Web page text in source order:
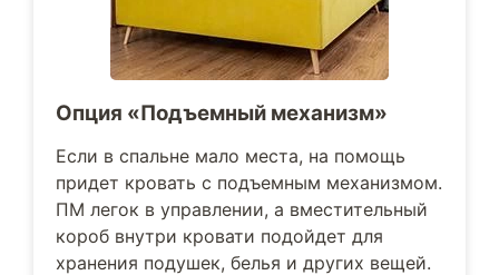
Опция «Подъемный механизм»
Если в спальне мало места, на помощь
придет кровать с подъемным механизмом.
ПМ легок в управлении, а вместительный
короб внутри кровати подойдет для
хранения подушек, белья и других вещей.